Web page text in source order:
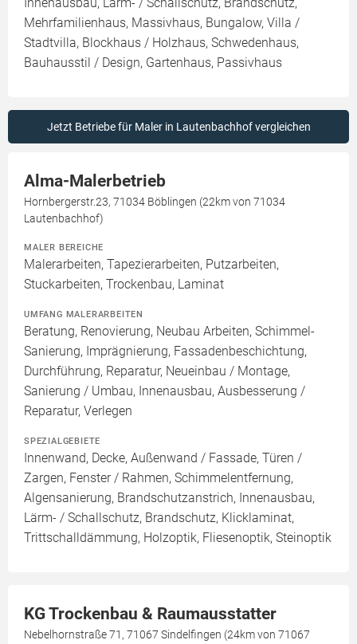
Mehrfamilienhaus, Massivhaus, Bungalow, Villa /
Stadtvilla, Blockhaus / Holzhaus, Schwedenhaus,
Bauhausstil / Design, Gartenhaus, Passivhaus
Jetzt Betriebe für Maler in Lautenbachhof vergleichen
Alma-Malerbetrieb
Hornbergerstr.23, 71034 Böblingen (22km von 71034
Lautenbachhof)
MALER BEREICHE
Malerarbeiten, Tapezierarbeiten, Putzarbeiten,
Stuckarbeiten, Trockenbau, Laminat
UMFANG MALERARBEITEN
Beratung, Renovierung, Neubau Arbeiten, Schimmel-
Sanierung, Imprägnierung, Fassadenbeschichtung,
Durchführung, Reparatur, Neueinbau / Montage,
Sanierung / Umbau, Innenausbau, Ausbesserung /
Reparatur, Verlegen
SPEZIALGEBIETE
Innenwand, Decke, Außenwand / Fassade, Türen /
Zargen, Fenster / Rahmen, Schimmelentfernung,
Algensanierung, Brandschutzanstrich, Innenausbau,
Lärm- / Schallschutz, Brandschutz, Klicklaminat,
Trittschalldämmung, Holzoptik, Fliesenoptik, Steinoptik
KG Trockenbau & Raumausstatter
Nebelhornstraße 71, 71067 Sindelfingen (24km von 71067